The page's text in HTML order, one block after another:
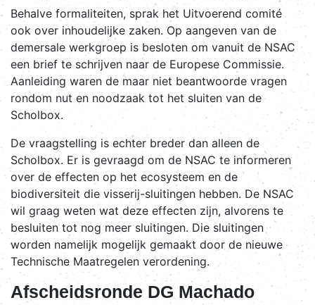
Behalve formaliteiten, sprak het Uitvoerend comité
ook over inhoudelijke zaken. Op aangeven van de
demersale werkgroep is besloten om vanuit de NSAC
een brief te schrijven naar de Europese Commissie.
Aanleiding waren de maar niet beantwoorde vragen
rondom nut en noodzaak tot het sluiten van de
Scholbox.
De vraagstelling is echter breder dan alleen de
Scholbox. Er is gevraagd om de NSAC te informeren
over de effecten op het ecosysteem en de
biodiversiteit die visserij-sluitingen hebben. De NSAC
wil graag weten wat deze effecten zijn, alvorens te
besluiten tot nog meer sluitingen. Die sluitingen
worden namelijk mogelijk gemaakt door de nieuwe
Technische Maatregelen verordening.
Afscheidsronde DG Machado